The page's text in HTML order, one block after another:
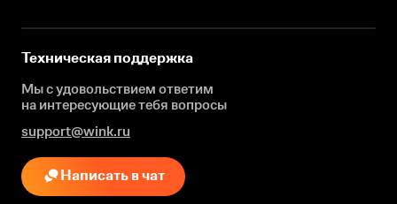
Техническая поддержка
Мы с удовольствием ответим
на интересующиетебя вопросы
support@wink.ru
Написать в чат